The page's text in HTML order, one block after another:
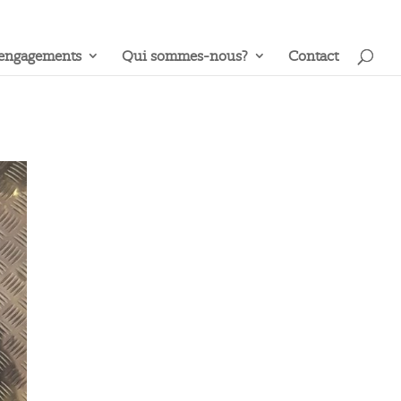
Qui sommes-nous? Contact